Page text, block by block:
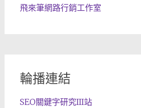
飛來筆網路行銷工作室
輪播連結
SEO關鍵字研究III站